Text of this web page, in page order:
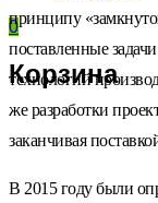
0
Корзина
принципу
поставленные
технологий
же разработки
заканчивая
В 2015 году были